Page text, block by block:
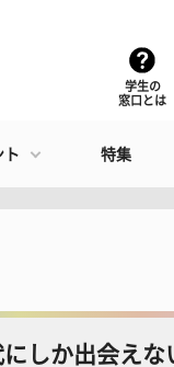
学生の
窓口とは
ト 特集
しか出会えな